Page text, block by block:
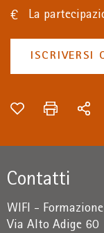
La
ISCRIVERSI
Contatti
WIFI -
Via Alto Adige 60